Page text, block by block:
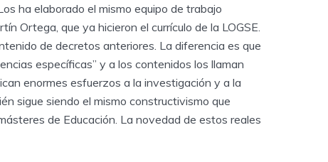
ha elaborado el mismo equipo de trabajo
Ortega, que ya hicieron el currículo de la LOGSE.
de decretos anteriores. La diferencia es que
específicas” y a los contenidos los llaman
enormes esfuerzos a la investigación y a la
sigue siendo el mismo constructivismo que
de Educación. La novedad de estos reales